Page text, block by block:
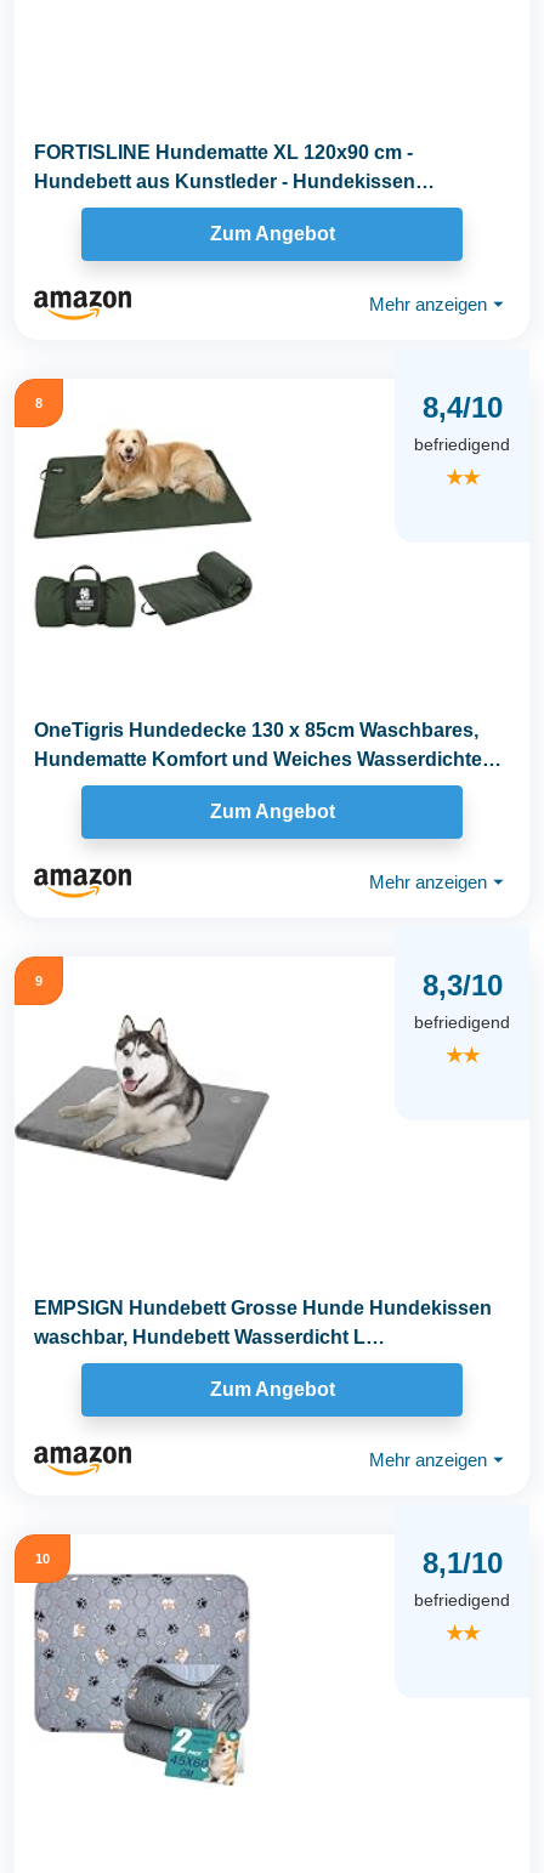
FORTISLINE Hundematte XL 120x90 cm -
Hundebett aus Kunstleder - Hundekissen
abwaschbar und...
Zum Angebot
Mehr anzeigen ⏷
8 8,4/10
befriedigend
★★
OneTigris Hundedecke 130 x 85cm Waschbares,
Hundematte Komfort und Weiches Wasserdichtes
Hundebett...
Zum Angebot
Mehr anzeigen ⏷
9 8,3/10
befriedigend
★★
EMPSIGN Hundebett Grosse Hunde Hundekissen
waschbar, Hundebett Wasserdicht L
89x56cmx7.6cm...
Zum Angebot
Mehr anzeigen ⏷
10 8,1/10
befriedigend
★★